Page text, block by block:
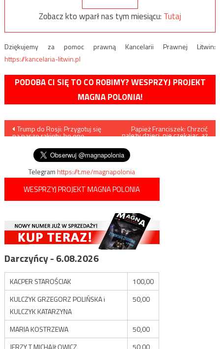
Zobacz kto wparł nas tym miesiącu: Tutaj
Dziękujemy za pomoc prawną Kancelarii Prawnej Litwin:
https://kancelaria-litwin.pl
PODOBA CI SIĘ TO CO ROBIMY? WESPRZYJ PROJEKT
MAGNA POLONIA!
Nawigacja
wpisu
Trump do Rosji: Przygotuj się
na nasze rakiety, bo one
Papież Franciszek: Chrzcić
należy dzieci, nie czekając, aż
Telegramhttps://t.me/magnapolonia
WESPRZYJ PROJEKT MAGNA POLONIA
Darczyńcy - 6.08.2026
KACPER STAROŚCIAK
100,00
KULCZYK GRZEGORZ POLIŃSKA i
KULCZYK KATARZYNA
50,00
MARIA KOSTRZEWA
50,00
JERZY T MICHAJŁOWICZ
50,00